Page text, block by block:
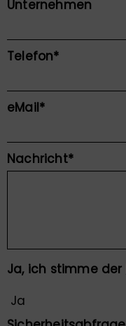
Unternehmen
Pflichtfeld
Telefon*
Pflichtfeld
eMail*
Pflichtfeld
Nachricht*
Pflichtfeld
Ja, ich stimme der
Ja